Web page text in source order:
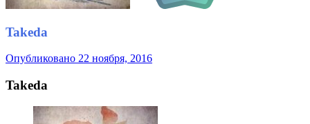
Takeda
Опубликовано 22 ноября, 2016
Takeda